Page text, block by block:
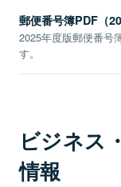
郵便番号簿PDF（
2025年度版郵便番号
す。
ビジネス
情報